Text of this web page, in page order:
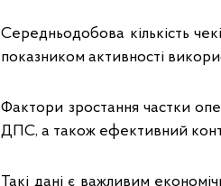
Середньодобова кількість
показником активності
Фактори зростання частки
ДПС, а також ефективний
Такі дані є важливим